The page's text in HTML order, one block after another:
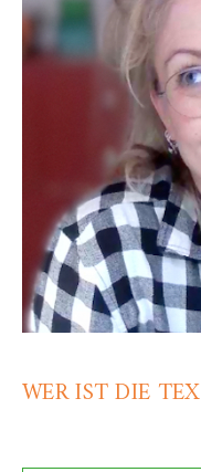
WER IST DIE